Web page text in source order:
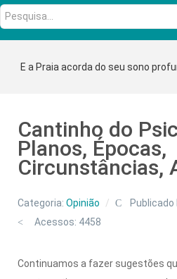
Pesquisa...
E a Praia acorda do seu sono
Cantinho do
Planos, Épocas,
Circunstâncias,
Categoria: Opinião
Publicado
Acessos: 4458
Continuamos a fazer sugestões